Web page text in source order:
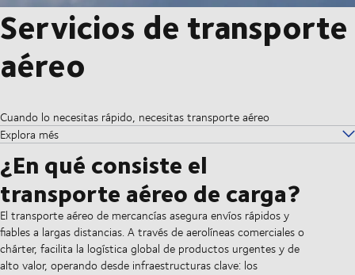
Servicios de transporte
aéreo
Cuando lo necesitas rápido, necesitas transporte aéreo
Explora més
¿En qué consiste el
transporte aéreo de carga?
El transporte aéreo de mercancías asegura envíos rápidos y
fiables a largas distancias. A través de aerolíneas comerciales o
chárter, facilita la logística global de productos urgentes y de
alto valor, operando desde infraestructuras clave: los